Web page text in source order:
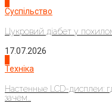
Суспільство
Цукровий діабет у
17.07.2026
Техніка
Настенные LCD-дисплеи:
зачем...